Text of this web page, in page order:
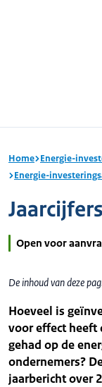
Home Energie-
Energie-
Open voor
De inhoud van deze
Hoeveel is
voor effect heeft
gehad op de
ondernemers?
jaarbericht over